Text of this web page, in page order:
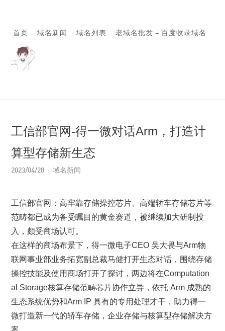
首页 域名新闻 域名列表 老域名批发 – 百度收录域名
工信部官网-得一微对话Arm，打造计
算型存储新生态
2023/04/28 域名新闻
工信部官网：高牢靠存储操控芯片、高端轿车存储芯片等
范畴都已成为备受瞩目的黄金赛道，被继续加大研制投
入，颇受商场认可。
在这样的商场布景下，得一微电子CEO 吴大畏与Arm物
联网事业部业务拓宽副总裁马健打开生态对话，围绕存储
操控技能及使用商场打开了探讨，两边将在Computation
al Storage核算存储范畴芯片协作立异，依托 Arm 成熟的
生态系统优势和Arm IP 具有的专用处理才干，助力得一
微打造新一代的轿车存储，企业存储与核算型存储解决方